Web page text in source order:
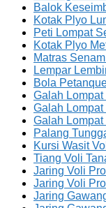
Balok
Kotak Plyo
Peti Lompat
Kotak Plyo
Matras
Lempar
Bola
Galah
Galah
Galah
Palang
Kursi Wasit
Tiang Voli
Jaring Voli
Jaring Voli
Jaring